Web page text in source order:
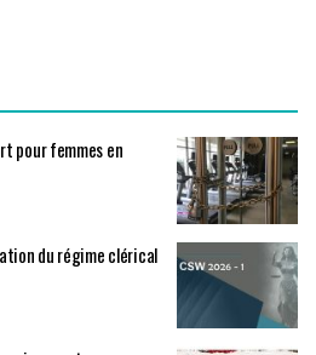
pour femmes en
du régime clérical